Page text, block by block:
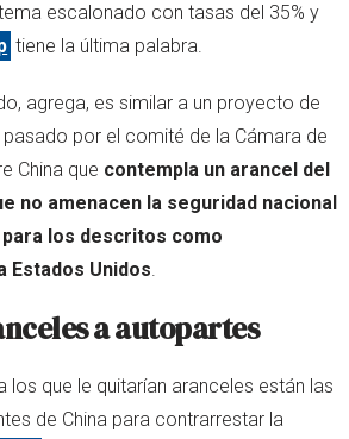
escalonado con tasas del 35% y
tiene la última palabra.
agrega, es similar a un proyecto de
por el comité de la Cámara de
China que contempla un arancel del
no amenacen la seguridad nacional
para los descritos como
Estados Unidos.
a autopartes
los que le quitarían aranceles están las
de China para contrarrestar la